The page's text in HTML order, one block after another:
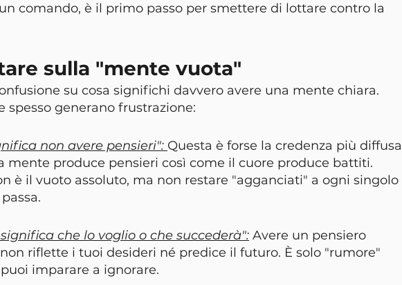
comando, è il primo passo per smettere di lottare contro la
sulla "mente vuota"
su cosa significhi davvero avere una mente chiara.
spesso generano frustrazione:
non avere pensieri": Questa è forse la credenza più diffusa
mente produce pensieri così come il cuore produce battiti.
è il vuoto assoluto, ma non restare "agganciati" a ogni singolo
significa che lo voglio o che succederà": Avere un pensiero
riflette i tuoi desideri né predice il futuro. È solo "rumore"
imparare a ignorare.